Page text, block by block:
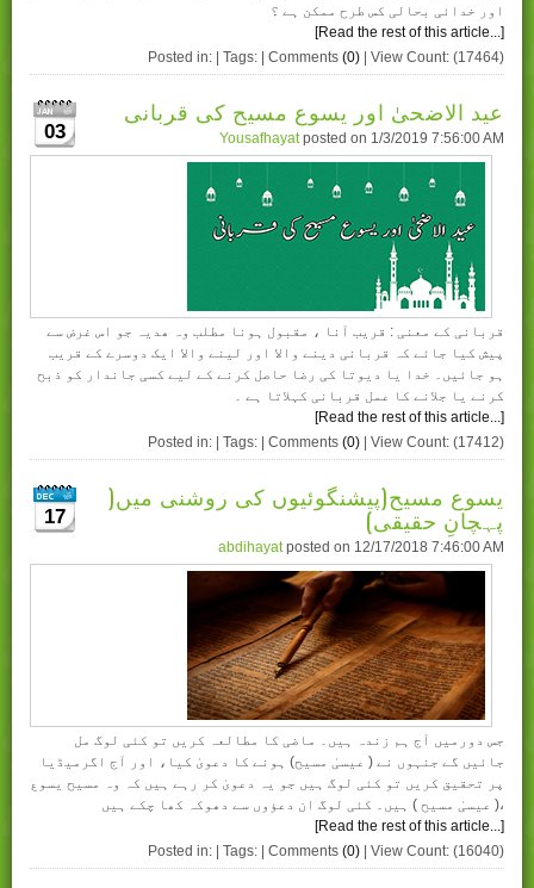
اور خدائی بحالی کس طرح ممکن ہے ؟
[Read the rest of this article...]
Posted in: | Tags: | Comments (0) | View Count: (17464)
03
عید الاضحیٰ اور یسوع مسیح کی قربانی
Yousafhayatposted on 1/3/2019 7:56:00 AM
قربانی کے معنی : قریب آنا ، مقبول ہونا مطلب وہ ھدیہ جو اس غرض سے
پیش کیا جائے کہ قربانی دینے والا اور لینے والا ایک دوسرے کے قریب
ہو جائیں۔ خدا یا دیوتا کی رضا حاصل کرنے کے لیے کسی جاندار کو ذبح
کرنے یا جلانے کا عمل قربانی کہلاتا ہے ۔
[Read the rest of this article...]
Posted in: | Tags: | Comments (0) | View Count: (17412)
17
یسوع مسیح(پیشنگوئیوں کی روشنی میں(
پہچانِ حقیقی)
abdihayatposted on 12/17/2018 7:46:00 AM
جس دورمیں آج ہم زندہ ہیں۔ ماضی کا مطالعہ کریں تو کئی لوگ مل
جائیں گے جنہوں نے ( عیسیٰ مسیح) ہونے کا دعویٰ کیا، اور آج اگرمیڈیا
پر تحقیق کریں تو کئی لوگ ہیں جو یہ دعویٰ کر رہے ہیں کہ وہ مسیح یسوع
( عیسیٰ مسیح ) ہیں۔ کئی لوگ ان دعؤوں سے دھوکہ کھا چکے ہیں،
[Read the rest of this article...]
Posted in: | Tags: | Comments (0) | View Count: (16040)